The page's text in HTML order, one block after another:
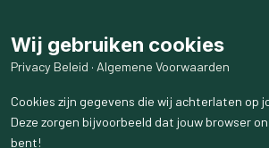
Wij gebruiken cookies
Privacy Beleid · Algemene Voorwaarden
Cookies zijn gegevens die wij achterlaten op
Deze zorgen bijvoorbeeld dat jouw browser
bent!